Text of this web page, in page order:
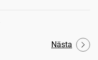
Nästa